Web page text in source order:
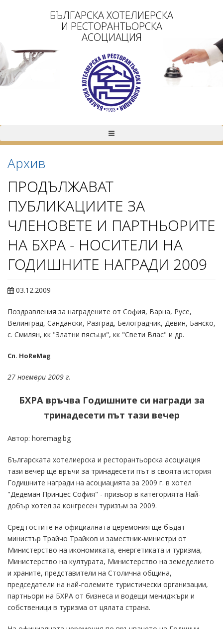
БЪЛГАРСКА ХОТЕЛИЕРСКА
И РЕСТОРАНТЬОРСКА
АСОЦИАЦИЯ
Архив
ПРОДЪЛЖАВАТ
ПУБЛИКАЦИИТЕ ЗА
ЧЛЕНОВЕТЕ И ПАРТНЬОРИТЕ
НА БХРА - НОСИТЕЛИ НА
ГОДИШНИТЕ НАГРАДИ 2009
03.12.2009
Поздравления за наградените от София, Варна, Русе,
Велинград, Сандански, Разград, Белоградчик, Девин, Банско,
с. Смилян, кк "Златни пясъци", кк "Свети Влас" и др.
Сп. HoReMag
27 ноември 2009 г.
БХРА връчва Годишните си награди за
тринадесети път тази вечер
Автор: horemag.bg
Българската хотелиерска и ресторантьорска асоциация
тази вечер ще връчи за тринадесети път в своята история
Годишните награди на асоциацията за 2009 г. в хотел
"Дедеман Принцес София" - призьор в категорията Най-
добър хотел за конгресен туризъм за 2009.
Сред гостите на официалната церемония ще бъдат
министър Трайчо Трайков и заместник-министри от
Министерство на икономиката, енергетиката и туризма,
Министерство на културата, Министерство на земеделието
и храните, представители на Столична община,
председатели на най-големите туристически организации,
партньори на БХРА от бизнеса и водещи мениджъри и
собственици в туризма от цялата страна.